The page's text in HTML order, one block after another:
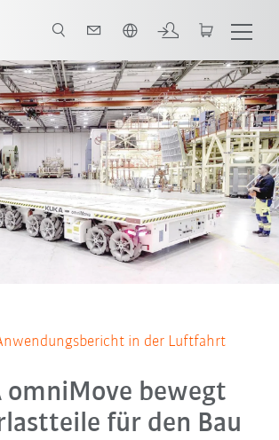
Alle System Partner
in der Luftfahrt
omniMove bewegt
für den Bau